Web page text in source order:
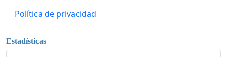
Política de privacidad
Estadísticas